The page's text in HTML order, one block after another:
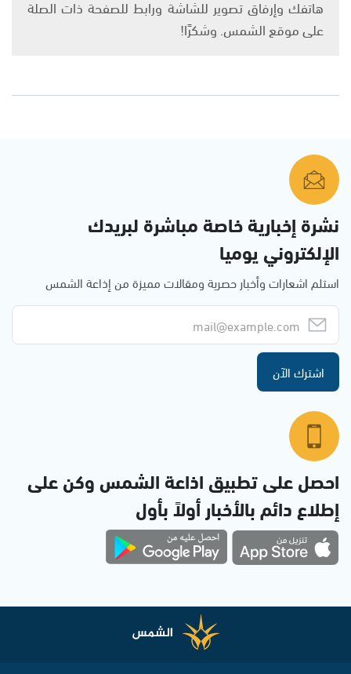
هاتفك وإرفاق تصوير للشاشة ورابط للصفحة ذات الصلة
على موقع الشمس. وشكرًا!
نشرة إخبارية خاصة مباشرة لبريدك
الإلكتروني يوميا
استلم اشعارات وأخبار حصرية ومقالات مميزة من إذاعة الشمس
اشترك الآن
احصل على تطبيق اذاعة الشمس وكن على
إطلاع دائم بالأخبار أولاً بأول